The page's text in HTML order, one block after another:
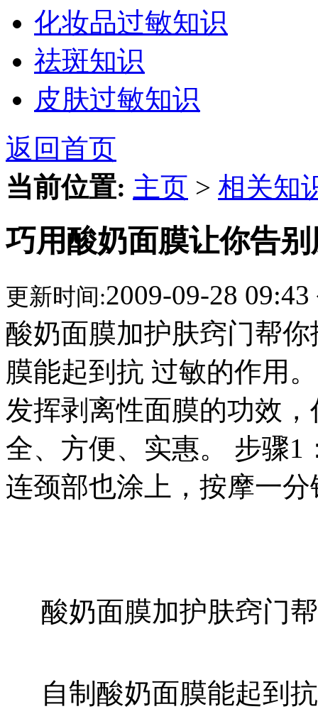
化妆品过敏知识
祛斑知识
皮肤过敏知识
返回首页
当前位置: 主页 > 相关知
巧用酸奶面膜让你告
更新时间:2009-09-28 09:43
酸奶面膜加护肤窍门帮
膜能起到抗 过敏的作用
发挥剥离性面膜的功效
全、方便、实惠。 步骤
连颈部也涂上，按摩一
酸奶面膜加护肤窍门
自制酸奶面膜能起到抗